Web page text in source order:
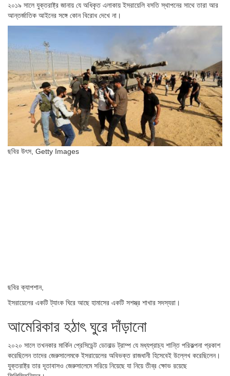
২০১৯ সালে যুক্তরাষ্ট্র জানায় যে অধিকৃত এলাকায় ইসরায়েলি বসতি স্থাপনের সাথে তারা আর
আন্তর্জাতিক আইনের সঙ্গে কোন বিরোধ দেখে না।
ছবির উৎস, Getty Images
ছবির ক্যাপশান,
ইসরায়েলের একটি ট্যাংক ঘিরে আছে হামাসের একটি সশস্ত্র শাখার সদস্যরা।
আমেরিকার হঠাৎ ঘুরে দাঁড়ানো
২০২০ সালে তখনকার মার্কিন প্রেসিডেন্ট ডোনাল্ড ট্রাম্প যে মধ্যপ্রাচ্য শান্তি পরিকল্পনা প্রকাশ
করেছিলেন তাদের জেরুসালেমকে ইসরায়েলের অবিভক্ত রাজধানী হিসেবেই উল্লেখ করেছিলেন।
যুক্তরাষ্ট্র তার দূতাবাসও জেরুসালেমে সরিয়ে নিয়েছে যা নিয়ে তীব্র ক্ষোভ রয়েছে